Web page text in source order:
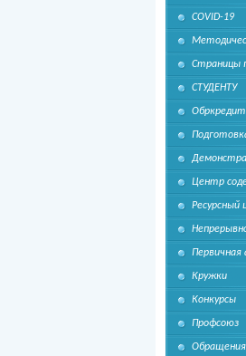
COVID-19
Страницы
СТУДЕНТУ
Центр
Ресурсный
Первичная
Кружки
Конкурсы
Профсоюз